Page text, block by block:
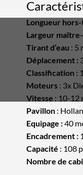
Longueur
Largeur
Tirant d’eau : 5
Déplacement :
Classification :
Moteurs : 3x
Vitesse : 10-12
Pavillon :
Equipage :40
Encadrement :
Capacité : 108
Nombre de